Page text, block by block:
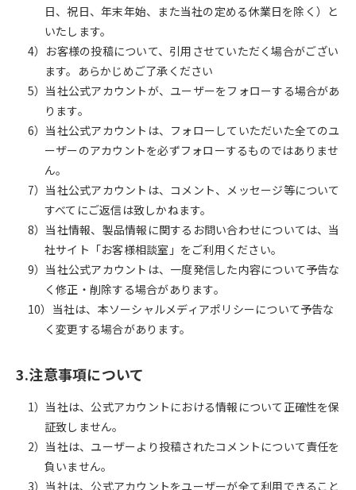
日、祝日、年末年始、また当社の定める休業日を除く）と
いたします。
4）お客様の投稿について、引用させていただく場合がござい
ます。あらかじめご了承ください
5）当社公式アカウントが、ユーザーをフォローする場合があ
ります。
6）当社公式アカウントは、フォローしていただいた全てのユ
ーザーのアカウントを必ずフォローするものではありませ
ん。
7）当社公式アカウントは、コメント、メッセージ等について
すべてにご返信は致しかねます。
8）当社情報、製品情報に関するお問い合わせについては、当
社サイト「お客様相談室」をご利用ください。
9）当社公式アカウントは、一度発信した内容について予告な
く修正・削除する場合があります。
10）当社は、本ソーシャルメディアポリシーについて予告な
く変更する場合があります。
3.注意事項について
1）当社は、公式アカウントにおける情報について正確性を保
証致しません。
2）当社は、ユーザーより投稿されたコメントについて責任を
負いません。
3）当社は、公式アカウントをユーザーが全て利用できること